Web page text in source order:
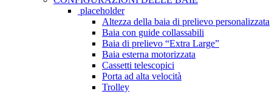
placeholder
Altezza della baia di prelievo personalizzata
Baia con guide collassabili
Baia di prelievo “Extra Large”
Baia esterna motorizzata
Cassetti telescopici
Porta ad alta velocità
Trolley